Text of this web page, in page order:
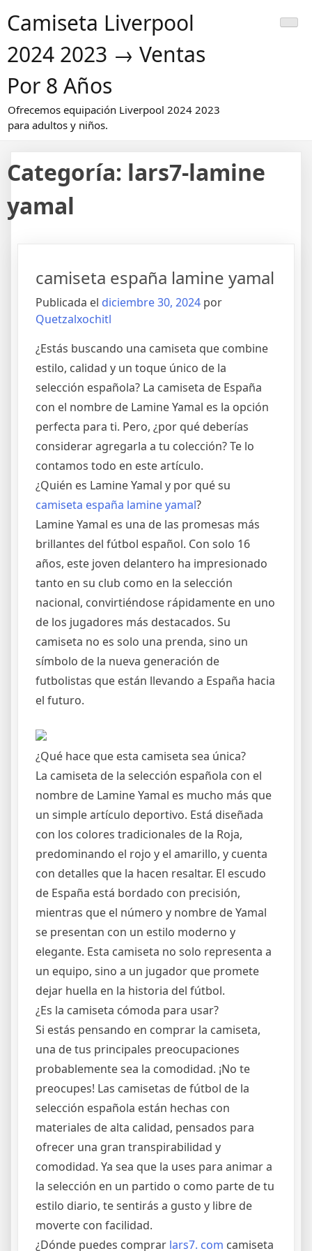
alCamiseta Liverpool
2024 2023 → Ventas
Por 8 Años
Ofrecemos equipación Liverpool 2024 2023
para adultos y niños.
Categoría: lars7-lamine
yamal
camiseta españa lamine yamal
Publicada el diciembre 30, 2024 por
Quetzalxochitl
¿Estás buscando una camiseta que combine
estilo, calidad y un toque único de la
selección española? La camiseta de España
con el nombre de Lamine Yamal es la opción
perfecta para ti. Pero, ¿por qué deberías
considerar agregarla a tu colección? Te lo
contamos todo en este artículo.
¿Quién es Lamine Yamal y por qué su
camiseta españa lamine yamal?
Lamine Yamal es una de las promesas más
brillantes del fútbol español. Con solo 16
años, este joven delantero ha impresionado
tanto en su club como en la selección
nacional, convirtiéndose rápidamente en uno
de los jugadores más destacados. Su
camiseta no es solo una prenda, sino un
símbolo de la nueva generación de
futbolistas que están llevando a España hacia
el futuro.
¿Qué hace que esta camiseta sea única?
La camiseta de la selección española con el
nombre de Lamine Yamal es mucho más que
un simple artículo deportivo. Está diseñada
con los colores tradicionales de la Roja,
predominando el rojo y el amarillo, y cuenta
con detalles que la hacen resaltar. El escudo
de España está bordado con precisión,
mientras que el número y nombre de Yamal
se presentan con un estilo moderno y
elegante. Esta camiseta no solo representa a
un equipo, sino a un jugador que promete
dejar huella en la historia del fútbol.
¿Es la camiseta cómoda para usar?
Si estás pensando en comprar la camiseta,
una de tus principales preocupaciones
probablemente sea la comodidad. ¡No te
preocupes! Las camisetas de fútbol de la
selección española están hechas con
materiales de alta calidad, pensados para
ofrecer una gran transpirabilidad y
comodidad. Ya sea que la uses para animar a
la selección en un partido o como parte de tu
estilo diario, te sentirás a gusto y libre de
moverte con facilidad.
¿Dónde puedes comprar lars7. com camiseta